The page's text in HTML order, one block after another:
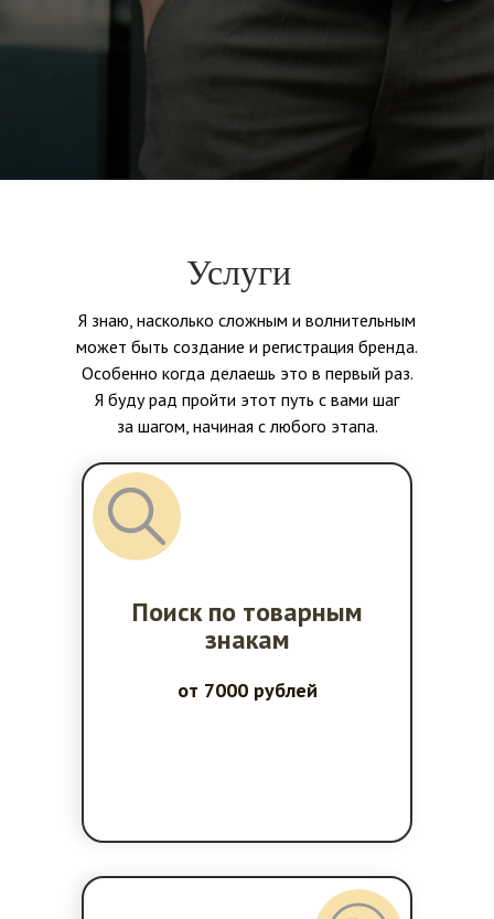
Поиск по товарным
знакам
от 7000 рублей
Услуги
Я знаю, насколько сложным и волнительным
может быть создание и регистрация бренда.
Особенно когда делаешь это в первый раз.
Я буду рад пройти этот путь с вами шаг
за шагом, начиная с любого этапа.